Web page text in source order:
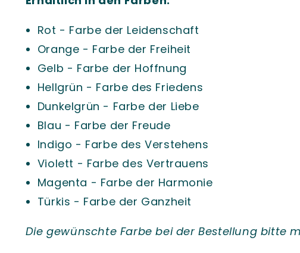
Rot - Farbe der Leidenschaft
Orange - Farbe der Freiheit
Gelb - Farbe der Hoffnung
Hellgrün - Farbe des Friedens
Dunkelgrün - Farbe der Liebe
Blau - Farbe der Freude
Indigo - Farbe des Verstehens
Violett - Farbe des Vertrauens
Magenta - Farbe der Harmonie
Türkis - Farbe der Ganzheit
Die gewünschte Farbe bei der Bestellung bitte